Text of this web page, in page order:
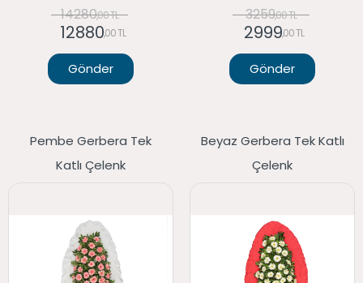
14280,00 TL
12880,00 TL
Gönder
3259,00 TL
2999,00 TL
Gönder
Pembe Gerbera Tek
Katlı Çelenk
Beyaz Gerbera Tek Katlı
Çelenk